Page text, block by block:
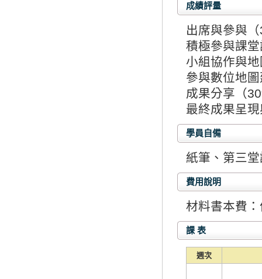
成績評量
出席與參與
積極參與課
小組協作與
參與數位地
成果分享（
最終成果呈
學員自備
紙筆、第三
費用說明
材料書本費
課 表
週次